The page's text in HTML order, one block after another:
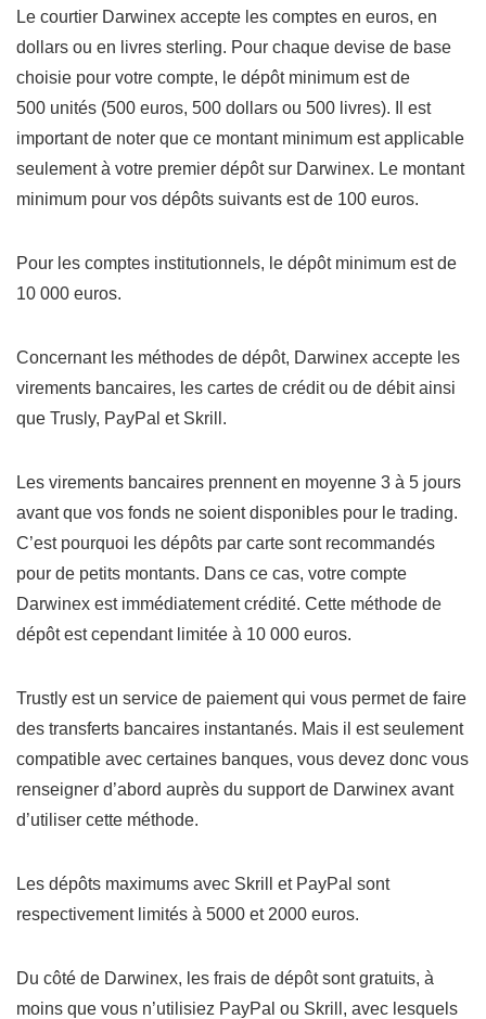
Le courtier Darwinex accepte les comptes en euros, en
dollars ou en livres sterling. Pour chaque devise de base
choisie pour votre compte, le dépôt minimum est de
500 unités (500 euros, 500 dollars ou 500 livres). Il est
important de noter que ce montant minimum est applicable
seulement à votre premier dépôt sur Darwinex. Le montant
minimum pour vos dépôts suivants est de 100 euros.
Pour les comptes institutionnels, le dépôt minimum est de
10 000 euros.
Concernant les méthodes de dépôt, Darwinex accepte les
virements bancaires, les cartes de crédit ou de débit ainsi
que Trusly, PayPal et Skrill.
Les virements bancaires prennent en moyenne 3 à 5 jours
avant que vos fonds ne soient disponibles pour le trading.
C’est pourquoi les dépôts par carte sont recommandés
pour de petits montants. Dans ce cas, votre compte
Darwinex est immédiatement crédité. Cette méthode de
dépôt est cependant limitée à 10 000 euros.
Trustly est un service de paiement qui vous permet de faire
des transferts bancaires instantanés. Mais il est seulement
compatible avec certaines banques, vous devez donc vous
renseigner d’abord auprès du support de Darwinex avant
d’utiliser cette méthode.
Les dépôts maximums avec Skrill et PayPal sont
respectivement limités à 5000 et 2000 euros.
Du côté de Darwinex, les frais de dépôt sont gratuits, à
moins que vous n’utilisiez PayPal ou Skrill, avec lesquels